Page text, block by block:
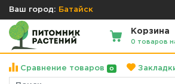
Ваш город: Батайск
Корзина
0 товаров
Сравнение товаров 0